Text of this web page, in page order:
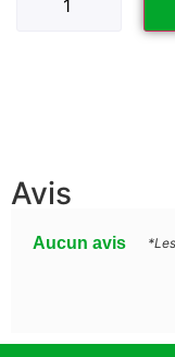
Avis
Aucun avis